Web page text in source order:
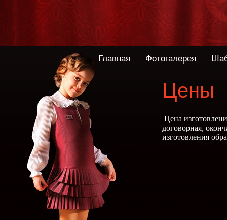
Главная Фотогалерея
Цены
Цена
договорная,
изготовления